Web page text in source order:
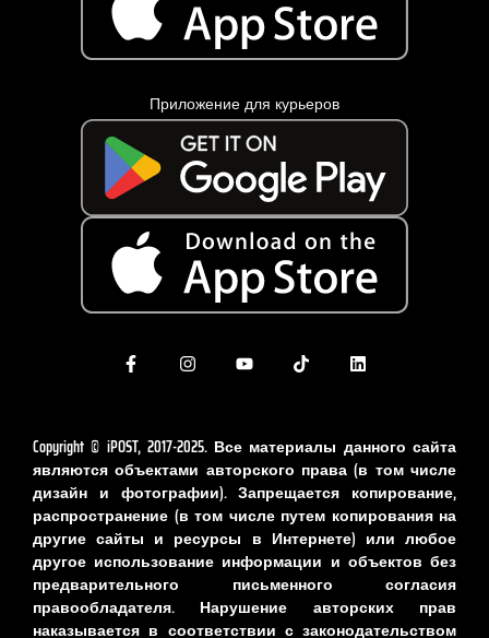
Приложение для курьеров
Copyright © iPOST, 2017-2025. Все материалы данного сайта
являются объектами авторского права (в том числе
дизайн и фотографии). Запрещается копирование,
распространение (в том числе путем копирования на
другие сайты и ресурсы в Интернете) или любое
другое использование информации и объектов без
предварительного письменного согласия
правообладателя. Нарушение авторских прав
наказывается в соответствии с законодательством